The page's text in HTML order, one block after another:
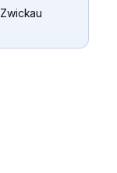
Zwickau